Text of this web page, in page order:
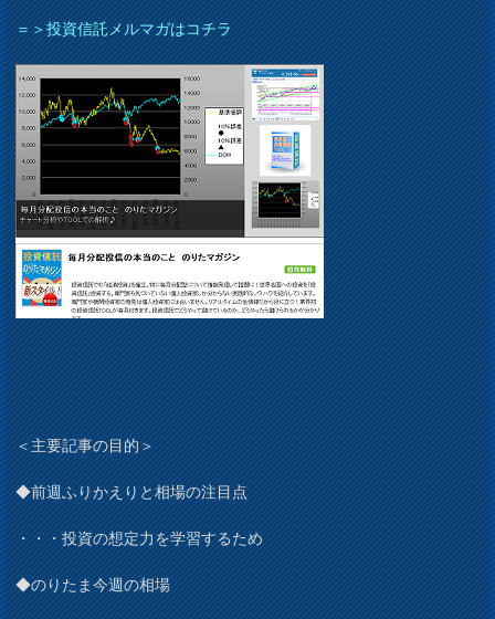
＝＞投資信託メルマガはコチラ
＜主要記事の目的＞
◆前週ふりかえりと相場の注目点
・・・投資の想定力を学習するため
◆のりたま今週の相場